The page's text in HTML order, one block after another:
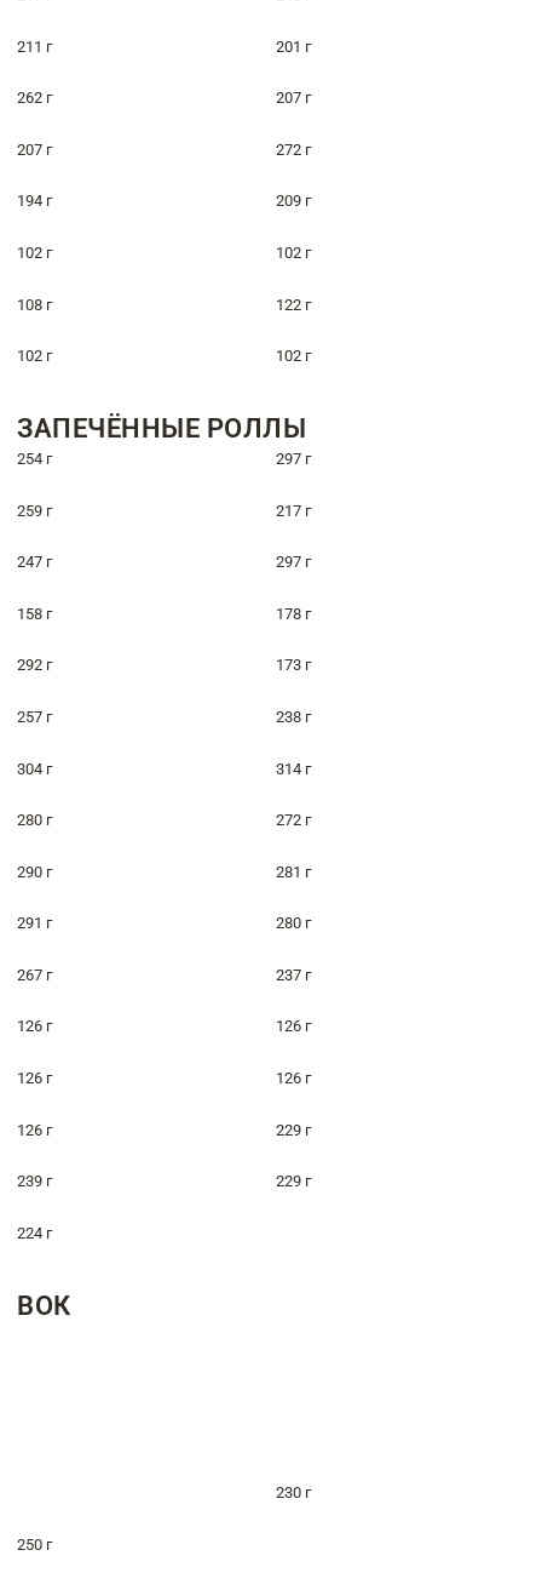
211 г 201 г
262 г 207 г
207 г 272 г
194 г 209 г
102 г 102 г
108 г 122 г
102 г 102 г
ЗАПЕЧЁННЫЕ РОЛЛЫ
254 г 297 г
259 г 217 г
247 г 297 г
158 г 178 г
292 г 173 г
257 г 238 г
304 г 314 г
280 г 272 г
290 г 281 г
291 г 280 г
267 г 237 г
126 г 126 г
126 г 126 г
126 г 229 г
239 г 229 г
224 г
ВОК
230 г
250 г